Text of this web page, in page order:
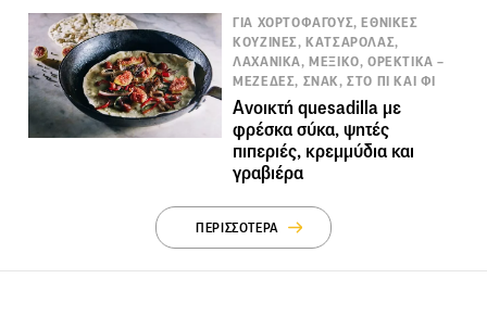
ΓΙΑ ΧΟΡΤΟΦΑΓΟΥΣ, ΕΘΝΙΚΕΣ
ΚΟΥΖΙΝΕΣ, ΚΑΤΣΑΡΟΛΑΣ,
ΛΑΧΑΝΙΚΑ, ΜΕΞΙΚΟ, ΟΡΕΚΤΙΚΑ –
ΜΕΖΕΔΕΣ, ΣΝΑΚ, ΣΤΟ ΠΙ ΚΑΙ ΦΙ
Ανοικτή quesadilla με
φρέσκα σύκα, ψητές
πιπεριές, κρεμμύδια και
γραβιέρα
ΠΕΡΙΣΣΟΤΕΡΑ